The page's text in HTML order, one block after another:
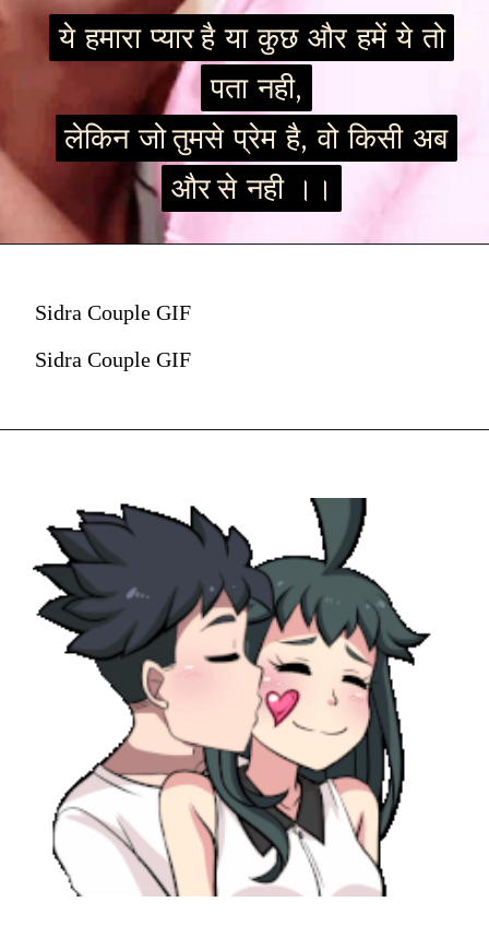
ये हमारा प्यार है या कुछ और हमें ये तो
पता नही,
लेकिन जो तुमसे प्रेम है, वो किसी अब
और से नही ।।
ये हमारा प्यार है या कुछ और हमें ये तो
पता नही,
लेकिन जो तुमसे प्रेम है, वो किसी अब
और से नही ।।
Sidra Couple GIF
Sidra Couple GIF